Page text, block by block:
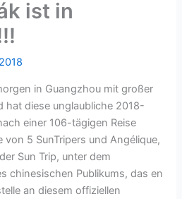
ist in
in Guangzhou mit großer
hat diese unglaubliche 2018-
einer 106-tägigen Reise
5 SunTripers und Angélique,
Sun Trip, unter dem
chinesischen Publikums, das en
an diesem offiziellen